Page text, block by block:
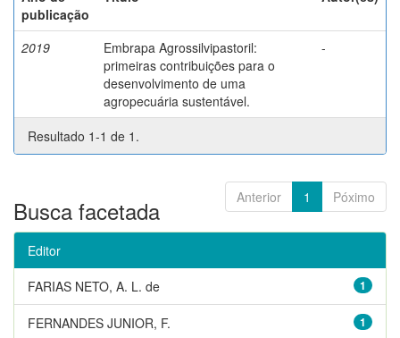
publicação
2019
Embrapa Agrossilvipastoril:
primeiras contribuições para o
desenvolvimento de uma
agropecuária sustentável.
-
Resultado 1-1 de 1.
Anterior 1 Póximo
Busca facetada
Editor
1
FARIAS NETO, A. L. de
1
FERNANDES JUNIOR, F.